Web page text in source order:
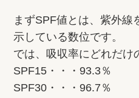
まずSPF値とは、紫外線
示している数位です。
では、吸収率にどれだけ
SPF15・・・93.3％
SPF30・・・96.7％